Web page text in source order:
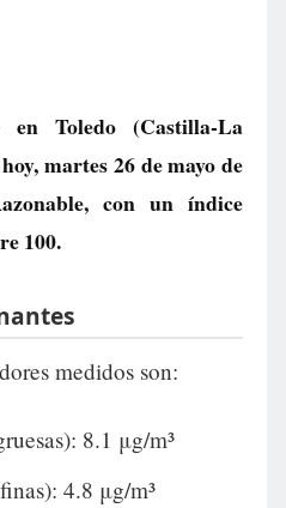
en Toledo(Castilla-La
martes 26 de mayo de
, con un índice
100.
medidos son:
8.1 μg/m³
4.8 μg/m³